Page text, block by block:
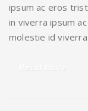
ipsum ac eros
in viverra ipsum
molestie id
Read More